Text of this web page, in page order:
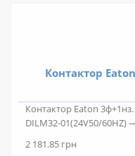
Контактор
Контактор Eaton
DILM32-01(24V50/60HZ)
2 181.85 грн